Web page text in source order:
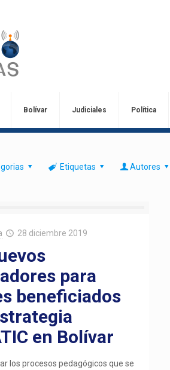
Bolívar Judiciales Política
Etiquetas Autores
28 diciembre 2019
para
beneficiados
en Bolívar
los procesos pedagógicos que se